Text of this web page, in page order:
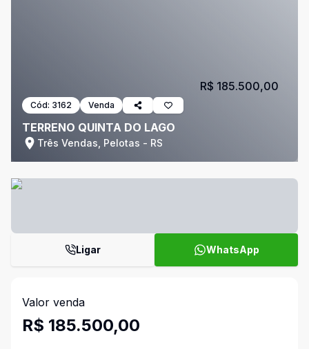
Cód: 3162 Venda
TERRENO QUINTA DO LAGO
Três Vendas, Pelotas - RS
R$ 185.500,00
Ligar WhatsApp
Valor venda
R$ 185.500,00